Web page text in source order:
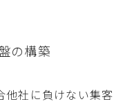
の構築
他社に負けない集客